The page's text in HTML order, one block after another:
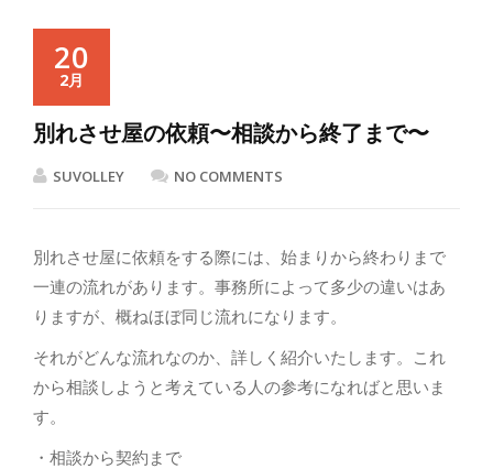
20
2月
別れさせ屋の依頼〜相談から終了まで〜
SUVOLLEY NO COMMENTS
別れさせ屋に依頼をする際には、始まりから終わりまで
一連の流れがあります。事務所によって多少の違いはあ
りますが、概ねほぼ同じ流れになります。
それがどんな流れなのか、詳しく紹介いたします。これ
から相談しようと考えている人の参考になればと思いま
す。
・相談から契約まで